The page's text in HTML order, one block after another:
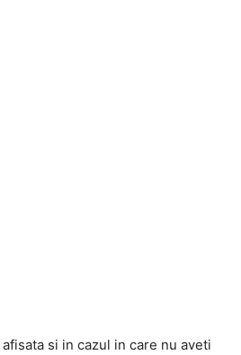
si in cazul in care nu aveti